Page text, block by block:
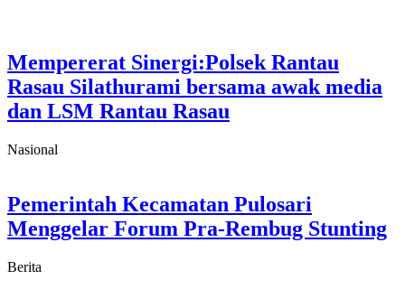
Mempererat Sinergi:Polsek Rantau
Rasau Silathurami bersama awak media
dan LSM Rantau Rasau
Nasional
Pemerintah Kecamatan Pulosari
Menggelar Forum Pra-Rembug Stunting
Berita